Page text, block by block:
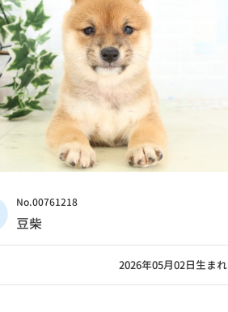
No.00761218
豆柴
2026年05月02日生まれ